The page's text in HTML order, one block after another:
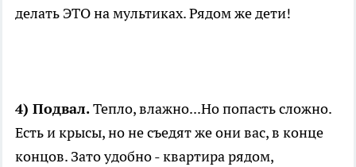
делать ЭТО на мультиках. Рядом же дети!
4) Подвал.Тепло, влажно...Но попасть сложно.
Есть и крысы, но не съедят же они вас, в конце
концов. Зато удобно - квартира рядом,